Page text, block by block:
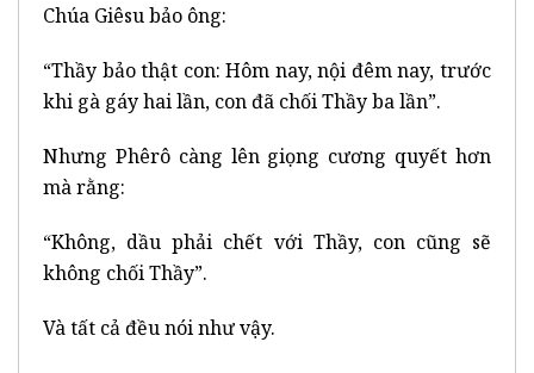
Chúa Giêsu bảo ông:
“Thầy bảo thật con: Hôm nay, nội đêm nay, trước
khi gà gáy hai lần, con đã chối Thầy ba lần”.
Nhưng Phêrô càng lên giọng cương quyết hơn
mà rằng:
“Không, dầu phải chết với Thầy, con cũng sẽ
không chối Thầy”.
Và tất cả đều nói như vậy.